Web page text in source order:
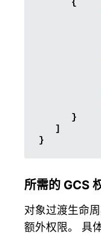
{
}
]
}
所需的 GCS
对象过渡生命
额外权限。 具